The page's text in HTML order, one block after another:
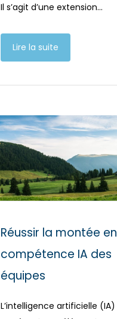
Il s’agit d’une extension…
Lire la suite
Réussir la montée en
compétence IA des
équipes
L’intelligence artificielle (IA)